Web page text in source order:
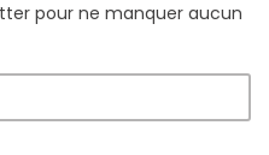
pour ne manquer aucun